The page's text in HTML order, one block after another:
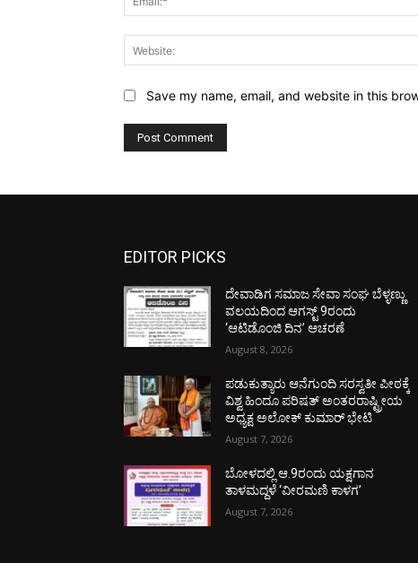
Save my name, email, and website in this
EDITOR PICKS
ದೇವಾಡಿಗ ಸಮಾಜ ಸೇವಾ ಸಂಘ ಬೆಳ್ಳಣ್ಣು
ವಲಯದಿಂದ ಆಗಸ್ಟ್ 9ರಂದು
‘ಆಟಿಡೊಂಜಿ ದಿನ’ ಆಚರಣೆ
August 8, 2026
ಪಡುಕುತ್ಯಾರು ಆನೆಗುಂದಿ ಸರಸ್ವತೀ ಪೀಠಕ್ಕೆ
ವಿಶ್ವ ಹಿಂದೂ ಪರಿಷತ್ ಅಂತರರಾಷ್ಟ್ರೀಯ
ಅಧ್ಯಕ್ಷ ಅಲೋಕ್ ಕುಮಾರ್ ಭೇಟಿ
August 7, 2026
ಬೋಳದಲ್ಲಿ ಆ.9ರಂದು ಯಕ್ಷಗಾನ
ತಾಳಮದ್ದಳೆ ‘ವೀರಮಣಿ ಕಾಳಗ’
August 7, 2026